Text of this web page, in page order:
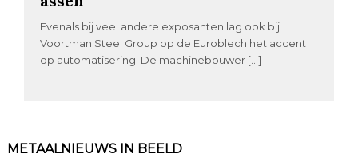
Evenals bij veel andere exposanten lag ook bij
Voortman Steel Group op de Euroblech het accent
op automatisering. De machinebouwer […]
METAALNIEUWS IN BEELD